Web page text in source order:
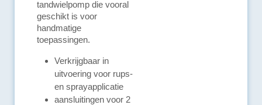
tandwielpomp die vooral
geschikt is voor
handmatige
toepassingen.
Verkrijgbaar in
uitvoering voor rups-
en sprayapplicatie
aansluitingen voor 2